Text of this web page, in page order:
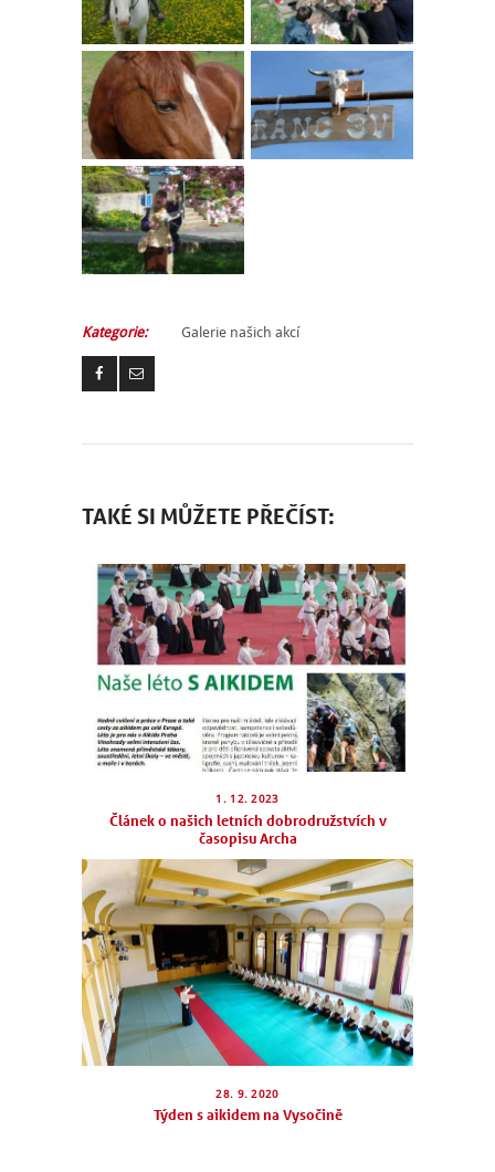
PRO FIRMY
Kategorie: Galerie našich akcí
TAKÉ SI MŮŽETE PŘEČÍST:
1. 12. 2023
Článek o našich letních dobrodružstvích v
časopisu Archa
28. 9. 2020
Týden s aikidem na Vysočině